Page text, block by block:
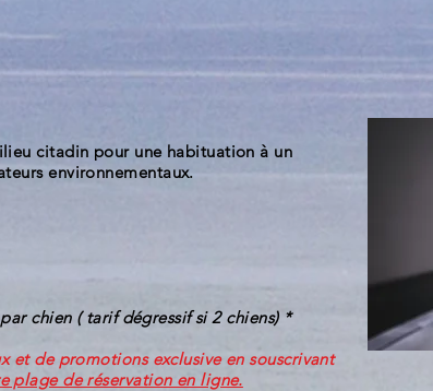
citadin pour une habituation à un
environnementaux.
chien ( tarif dégressif si 2 chiens) *
et de promotions exclusive en souscrivant
plage de réservation en ligne.